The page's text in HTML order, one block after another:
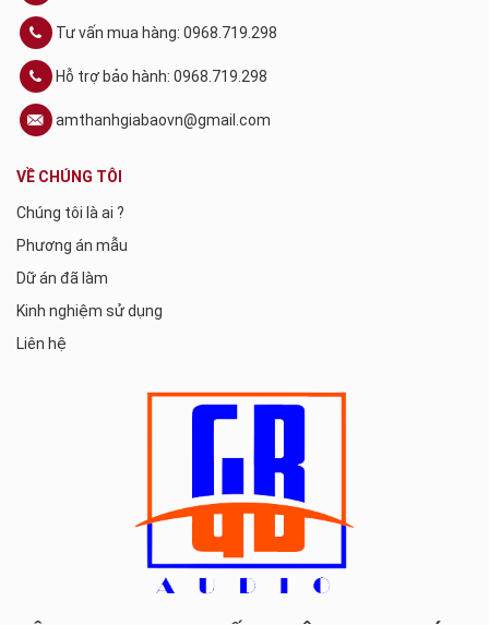
Tư vấn mua hàng: 0968.719.298
Hỗ trợ bảo hành: 0968.719.298
amthanhgiabaovn@gmail.com
VỀ CHÚNG TÔI
Chúng tôi là ai ?
Phương án mẫu
Dữ án đã làm
Kinh nghiệm sử dụng
Liên hệ